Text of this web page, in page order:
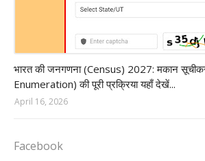
भारत की जनगणना (Census) 2027: मकान
Enumeration) की पूरी प्रक्रिया यहाँ देखें...
April 16, 2026
Facebook